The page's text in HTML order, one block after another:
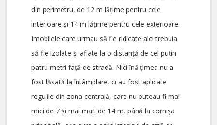
din perimetru, de 12 m lățime pentru cele
interioare și 14 m lățime pentru cele exterioare.
Imobilele care urmau să fie ridicate aici trebuia
să fie izolate și aflate la o distanță de cel puțin
patru metri față de stradă. Nici înălțimea nu a
fost lăsată la întâmplare, ci au fost aplicate
regulile din zona centrală, care nu puteau fi mai
mici de 7 și mai mari de 14 m, până la cornișa